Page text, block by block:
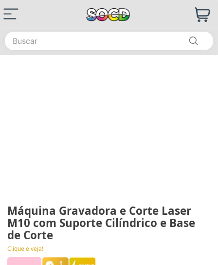
Buscar
Máquina Gravadora e Corte Laser
M10 com Suporte Cilíndrico e Base
de Corte
Clique e veja!